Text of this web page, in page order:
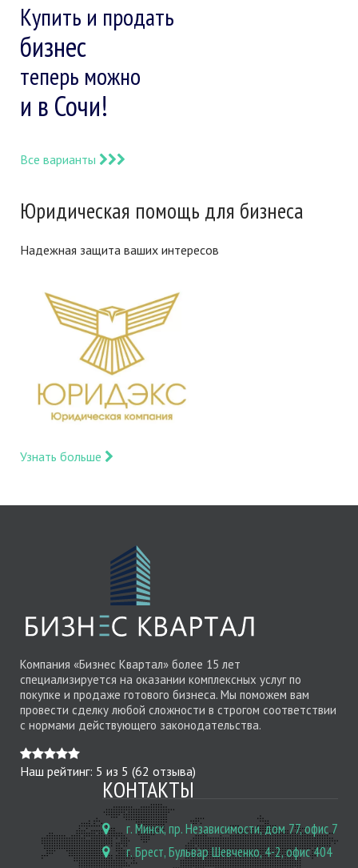
Купить и продать
бизнес
теперь можно
и в Сочи!
Все варианты
Юридическая помощь для бизнеса
Надежная защита ваших интересов
Узнать больше
Компания «Бизнес Квартал» более 15 лет
специализируется на оказании комплексных услуг по
покупке и продаже готового бизнеса. Мы поможем вам
провести сделку любой сложности в строгом соответствии
с нормами действующего законодательства.
Наш рейтинг: 5 из 5 (62 отзыва)
КОНТАКТЫ
г. Минск, пр. Независимости, дом 77, офис 7
г. Брест, Бульвар Шевченко, 4-2, офис 404